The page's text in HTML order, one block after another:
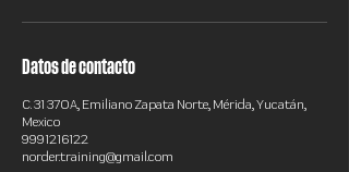
Datos de contacto
C. 31 370A, Emiliano Zapata Norte, Mérida, Yucatán,
Mexico
9991216122
norder.training@gmail.com